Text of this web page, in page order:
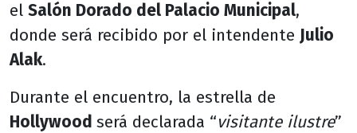
el Salón Dorado del Palacio Municipal,
donde será recibido por el intendente Julio
Alak.
Durante el encuentro, la estrella de
Hollywood será declarada “visitante ilustre”